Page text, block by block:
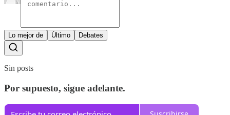
Lo mejor de Último Debates
Sin posts
Por supuesto, sigue adelante.